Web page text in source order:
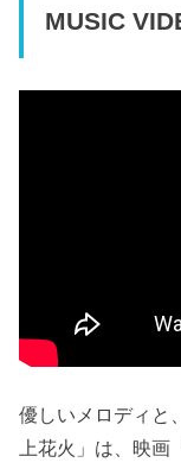
MUSIC
優しいメロディと
上花火」は、映